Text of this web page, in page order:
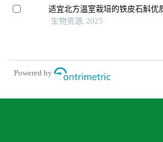
适宜北方温室栽培的铁皮石斛优
生物资源, 2025
Powered by